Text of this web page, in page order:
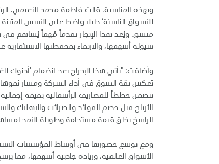
وبهذه المناسبة، قالت فاطمة محمد النعيمي،
للأسواق الناشئة‘ دليلاً واضحاً على الأسس
متسق. ويُعد هذا الإنجاز تقدماً مُهماً يُساهم
سيولة أسهمها، والارتقاء بمحفظتها
وأضافت: "يأتي هذا الإدراج بعد انضمام ’أدنوك
تعكس ثقة السوق في أداء الشركة ومسار نموها
الراسخ بخلق قيمة مستدامة وطويلة الأمد
ومع توسع حضورها في أوساط المؤسسات
الأسواق العالمية، وزيادة جاذبية أسهمها، مما